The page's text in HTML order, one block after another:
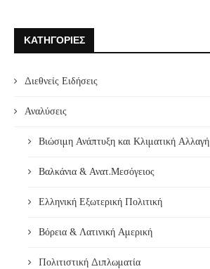
ΚΑΤΗΓΟΡΊΕΣ
Διεθνείς Ειδήσεις
Αναλύσεις
Βιώσιμη Ανάπτυξη και Κλιματική Αλλαγή
Βαλκάνια & Ανατ.Μεσόγειος
Ελληνική Εξωτερική Πολιτική
Βόρεια & Λατινική Αμερική
Πολιτιστική Διπλωματία